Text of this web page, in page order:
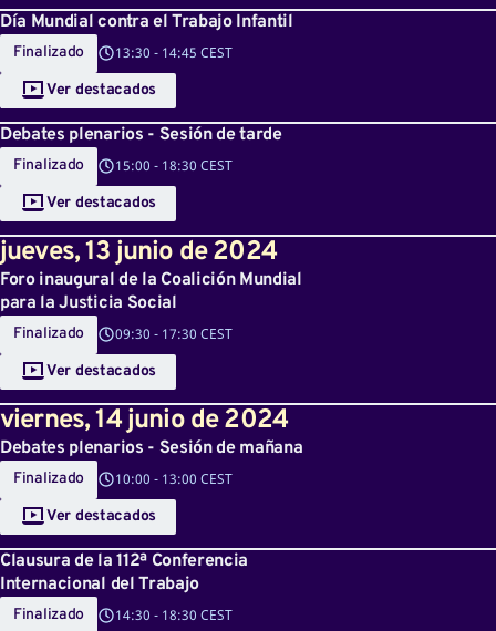
Día Mundial contra el Trabajo Infantil
Finalizado 13:30 - 14:45 CEST
Ver destacados
Debates plenarios - Sesión de tarde
Finalizado 15:00 - 18:30 CEST
Ver destacados
jueves,13 junio de 2024
Foro inaugural de la Coalición Mundial
para la Justicia Social
Finalizado 09:30 - 17:30 CEST
Ver destacados
viernes,14 junio de 2024
Debates plenarios - Sesión de mañana
Finalizado 10:00 - 13:00 CEST
Ver destacados
Clausura de la 112ª Conferencia
Internacional del Trabajo
Finalizado 14:30 - 18:30 CEST